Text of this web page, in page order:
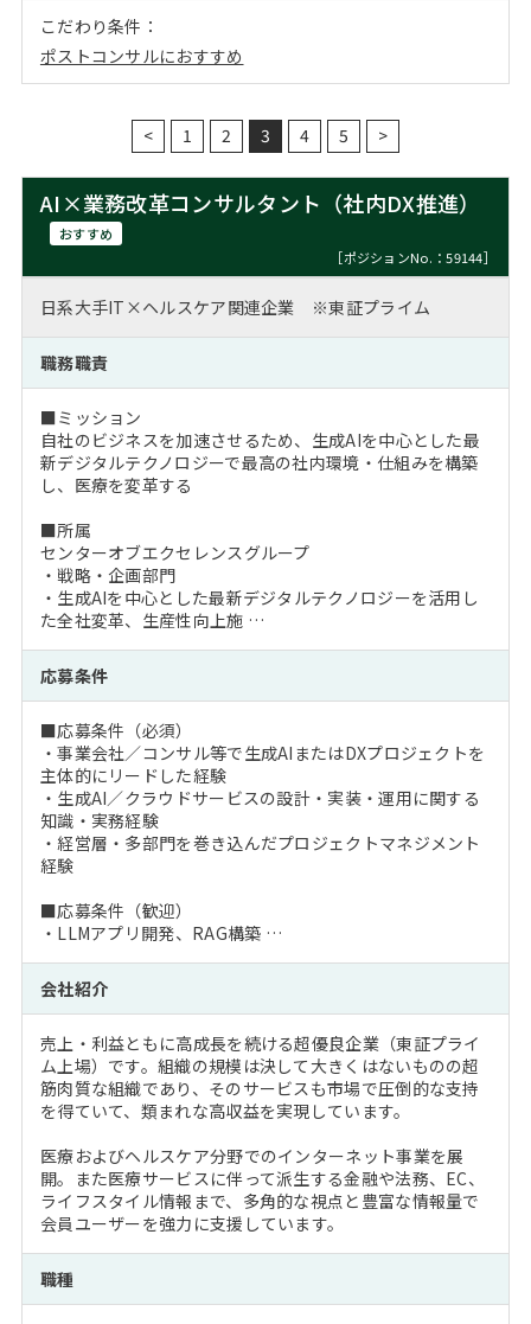
こだわり条件：
ポストコンサルにおすすめ
< 1 2 3 4 5 >
AI×業務改革コンサルタント（社内DX推進）
おすすめ
［ポジションNo.：59144］
日系大手IT×ヘルスケア関連企業 ※東証プライム
職務職責
■ミッション
自社のビジネスを加速させるため、生成AIを中心とした最
新デジタルテクノロジーで最高の社内環境・仕組みを構築
し、医療を変革する
■所属
センターオブエクセレンスグループ
・戦略・企画部門
・生成AIを中心とした最新デジタルテクノロジーを活用し
た全社変革、生産性向上施 …
応募条件
■応募条件（必須）
・事業会社／コンサル等で生成AIまたはDXプロジェクトを
主体的にリードした経験
・生成AI／クラウドサービスの設計・実装・運用に関する
知識・実務経験
・経営層・多部門を巻き込んだプロジェクトマネジメント
経験
■応募条件（歓迎）
・LLMアプリ開発、RAG構築 …
会社紹介
売上・利益ともに高成長を続ける超優良企業（東証プライ
ム上場）です。組織の規模は決して大きくはないものの超
筋肉質な組織であり、そのサービスも市場で圧倒的な支持
を得ていて、類まれな高収益を実現しています。
医療およびヘルスケア分野でのインターネット事業を展
開。また医療サービスに伴って派生する金融や法務、EC、
ライフスタイル情報まで、多角的な視点と豊富な情報量で
会員ユーザーを強力に支援しています。
職種